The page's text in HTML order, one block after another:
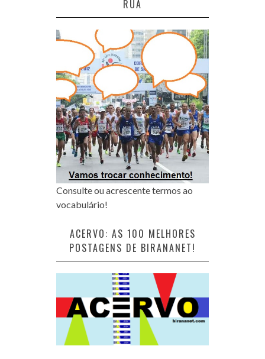
RUA
Consulte ou acrescente termos ao
vocabulário!
ACERVO: AS 100 MELHORES
POSTAGENS DE BIRANANET!